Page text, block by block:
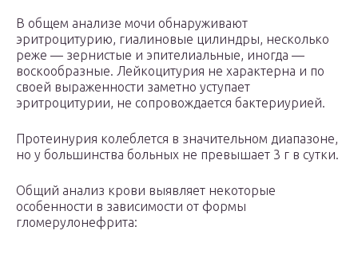
В общем анализе мочи обнаруживают
эритроцитурию, гиалиновые цилиндры, несколько
реже — зернистые и эпителиальные, иногда —
воскообразные. Лейкоцитурия не характерна и по
своей выраженности заметно уступает
эритроцитурии, не сопровождается бактериурией.
Протеинурия колеблется в значительном диапазоне,
но у большинства больных не превышает 3 г в сутки.
Общий анализ крови выявляет некоторые
особенности в зависимости от формы
гломерулонефрита: